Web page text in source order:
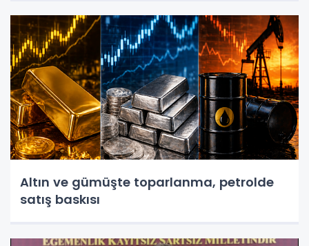
Altın ve gümüşte toparlanma, petrolde
satış baskısı